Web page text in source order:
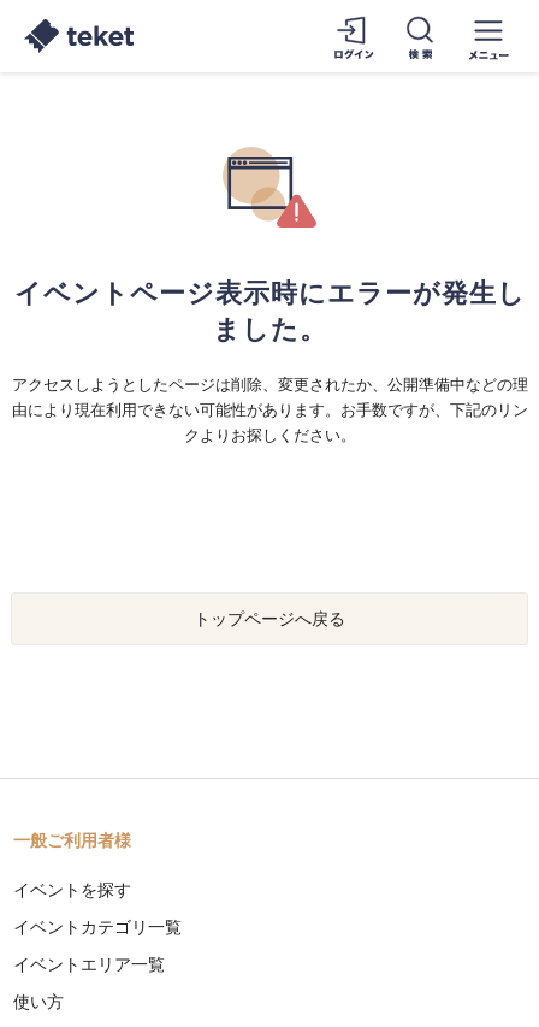
イベントページ表示時にエラーが発生し
ました。
アクセスしようとしたページは削除、変更されたか、公開準備中などの理
由により現在利用できない可能性があります。お手数ですが、下記のリン
クよりお探しください。
トップページへ戻る
一般ご利用者様
イベントを探す
イベントカテゴリ一覧
イベントエリア一覧
使い方